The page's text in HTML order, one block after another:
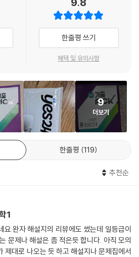
름
한줄평 쓰기
혜택 및 유의사항
9
더보기
한줄평 119
추천순
1
.완자 해설지의 리뷰에도 썼는데 일등급이
문제나 해설은 좀 적은듯 합니다. 아직 모의
제대로 나오는 듯 하고 해설지나 문제집에서